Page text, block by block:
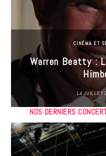
CINÉMA ET
Warren Beatty :
14 JUILLET
NOS DERNIERS